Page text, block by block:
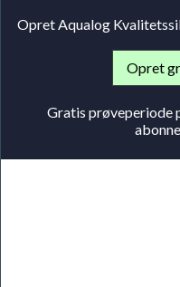
Opret Aqualog
Gratis prøveperiode